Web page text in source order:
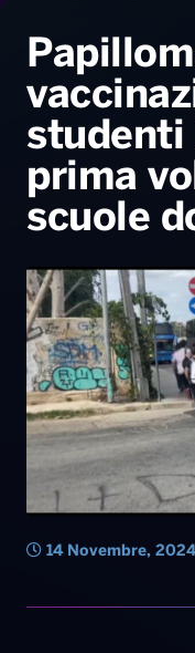
Musica
Sport
Radio
Radio Norba
Voce al Bari
Battiti Live
Gallery
studenti
prima
scuole
14 Novembre, 2024